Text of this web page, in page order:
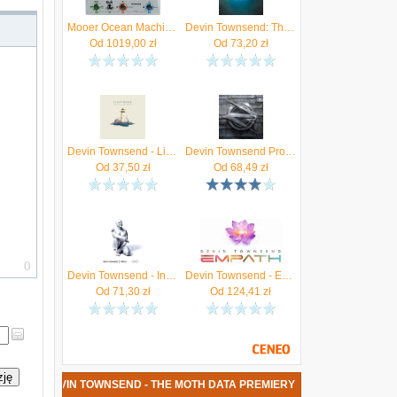
Mooer Ocean Machine II Devin Townsend Signature
Od 1019,00zł
Devin Townsend: The Moth (2xCD)
Od 73,20zł
Devin Townsend - Lightwork (CD)
Od 37,50zł
Devin Townsend Project - Z2 (CD)
Od 68,49 zł
Devin Townsend - Infinity (25th Anniversary Release) (2CD)
Od 71,30zł
Devin Townsend - Empath (CD)
Od 124,41 zł
PŁYTA DEVIN TOWNSEND - THE MOTH DATA PREMIERY